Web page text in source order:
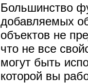
Большинство
добавляемых
объектов не
что не все
могут быть
которой вы